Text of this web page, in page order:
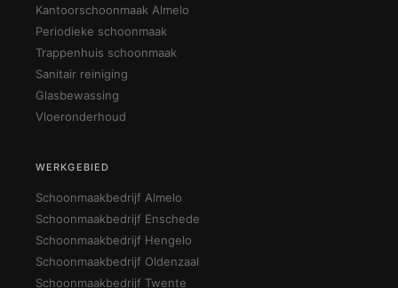
Kantoorschoonmaak Almelo
Periodieke schoonmaak
Trappenhuis schoonmaak
Sanitair reiniging
Glasbewassing
Vloeronderhoud
WERKGEBIED
Schoonmaakbedrijf Almelo
Schoonmaakbedrijf Enschede
Schoonmaakbedrijf Hengelo
Schoonmaakbedrijf Oldenzaal
Schoonmaakbedrijf Twente